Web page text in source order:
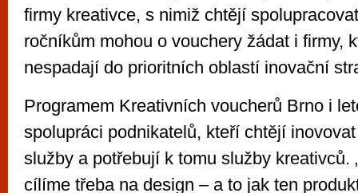
firmy kreativce, s nimiž chtějí
ročníkům mohou o vouchery žádat i firmy,
nespadají do prioritních oblastí inovační
Programem Kreativních voucherů Brno i
spolupráci podnikatelů, kteří chtějí
služby a potřebují k tomu služby kreativců.
cílíme třeba na design – a to jak ten